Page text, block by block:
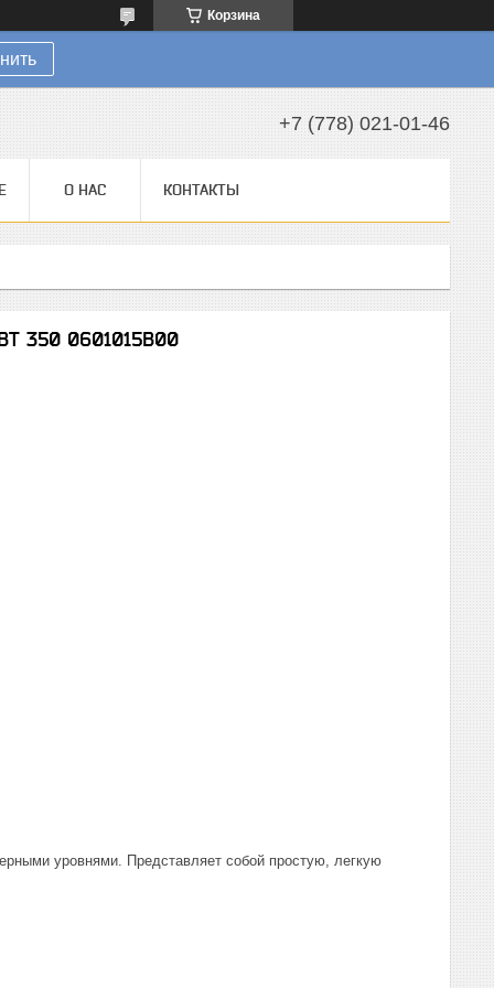
Корзина
+7 (778) 021-01-46
О НАС КОНТАКТЫ
350 0601015B00
уровнями. Представляет собой простую, легкую